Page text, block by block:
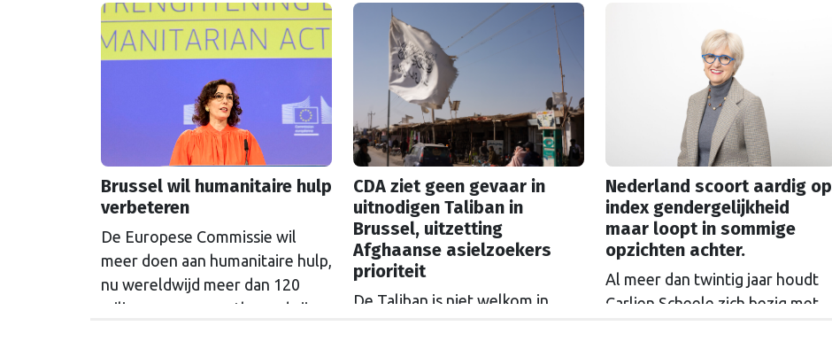
Brussel wil humanitaire hulp
verbeteren
De Europese Commissie wil
meer doen aan humanitaire hulp,
nu wereldwijd meer dan 120
miljoen mensen ontheemd zijn
CDA ziet geen gevaar in
uitnodigen Taliban in
Brussel, uitzetting
Afghaanse asielzoekers
prioriteit
De Taliban is niet welkom in
Nederland scoort aardig op
index gendergelijkheid
maar loopt in sommige
opzichten achter.
Al meer dan twintig jaar houdt
Carlien Scheele zich bezig met